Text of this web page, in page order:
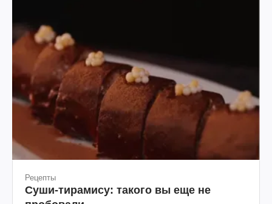
Рецепты
Суши-тирамису: такого вы еще не